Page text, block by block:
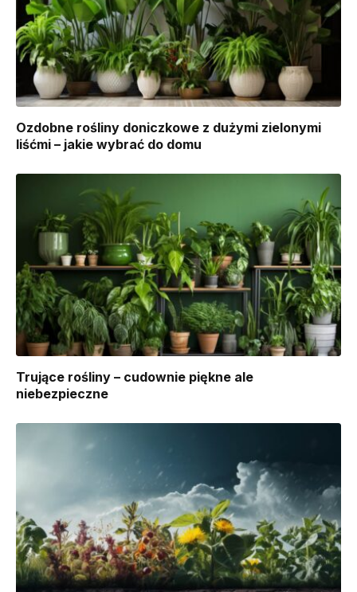
Ozdobne rośliny doniczkowe z dużymi zielonymi
liśćmi – jakie wybrać do domu
Trujące rośliny – cudownie piękne ale
niebezpieczne